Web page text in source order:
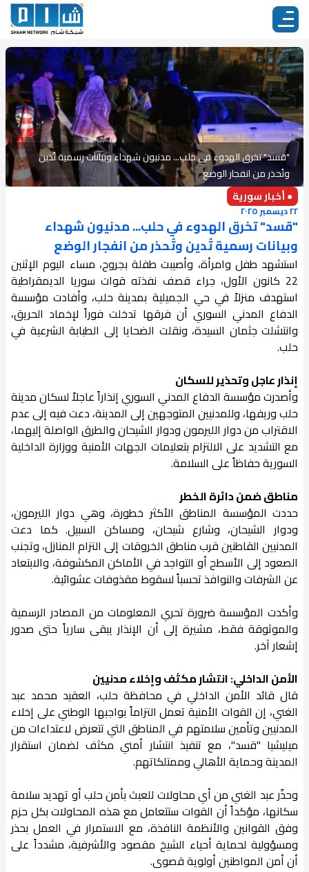
"قسد" تخرق الهدوء في حلب... مدنيون شهداء وبيانات رسمية تُدين
وتُحذر من انفجار الوضع
● أخبار سورية
٢٢ ديسمبر ٢٠٢٥
"قسد" تخرق الهدوء في حلب... مدنيون شهداء
وبيانات رسمية تُدين وتُحذر من انفجار الوضع
استشهد طفل وامرأة، وأصيبت طفلة بجروح، مساء اليوم الإثنين
22 كانون الأول، جراء قصف نفذته قوات سوريا الديمقراطية
استهدف منزلاً في حي الجميلية بمدينة حلب، وأفادت مؤسسة
الدفاع المدني السوري أن فرقها تدخلت فوراً لإخماد الحريق،
وانتشلت جثمان السيدة، ونقلت الضحايا إلى الطبابة الشرعية في
حلب.
إنذار عاجل وتحذير للسكان
وأصدرت مؤسسة الدفاع المدني السوري إنذاراً عاجلاً لسكان مدينة
حلب وريفها، وللمدنيين المتوجهين إلى المدينة، دعت فيه إلى عدم
الاقتراب من دوار الليرمون ودوار الشيحان والطرق الواصلة إليهما،
مع التشديد على الالتزام بتعليمات الجهات الأمنية ووزارة الداخلية
السورية حفاظاً على السلامة.
مناطق ضمن دائرة الخطر
حددت المؤسسة المناطق الأكثر خطورة، وهي دوار الليرمون،
ودوار الشيحان، وشارع شيحان، ومساكن السبيل. كما دعت
المدنيين القاطنين قرب مناطق الخروقات إلى التزام المنازل، وتجنب
الصعود إلى الأسطح أو التواجد في الأماكن المكشوفة، والابتعاد
عن الشرفات والنوافذ تحسباً لسقوط مقذوفات عشوائية.
وأكدت المؤسسة ضرورة تحري المعلومات من المصادر الرسمية
والموثوقة فقط، مشيرة إلى أن الإنذار يبقى سارياً حتى صدور
إشعار آخر.
الأمن الداخلي: انتشار مكثف وإخلاء مدنيين
قال قائد الأمن الداخلي في محافظة حلب، العقيد محمد عبد
الغني، إن القوات الأمنية تعمل التزاماً بواجبها الوطني على إخلاء
المدنيين وتأمين سلامتهم في المناطق التي تتعرض لاعتداءات من
ميليشيا "قسد"، مع تنفيذ انتشار أمني مكثف لضمان استقرار
المدينة وحماية الأهالي وممتلكاتهم.
وحذّر عبد الغني من أي محاولات للعبث بأمن حلب أو تهديد سلامة
سكانها، مؤكداً أن القوات ستتعامل مع هذه المحاولات بكل حزم
وفق القوانين والأنظمة النافذة، مع الاستمرار في العمل بحذر
ومسؤولية لحماية أحياء الشيخ مقصود والأشرفية، مشدداً على
أن أمن المواطنين أولوية قصوى.